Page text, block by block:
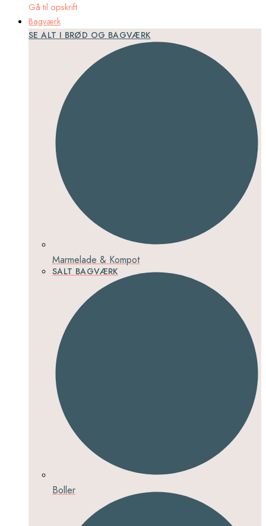
Gå til opskrift
Bagværk
SE ALT I BRØD OG BAGVÆRK
Marmelade & Kompot
SALT BAGVÆRK
Boller